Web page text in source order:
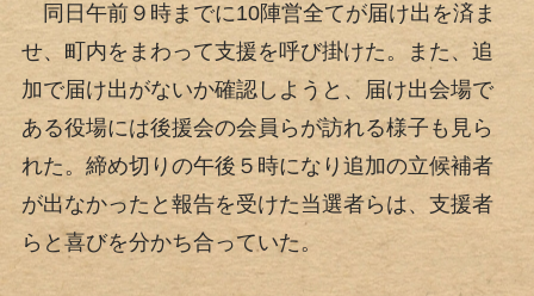
同日午前９時までに10陣営全てが届け出を済ま
せ、町内をまわって支援を呼び掛けた。また、追
加で届け出がないか確認しようと、届け出会場で
ある役場には後援会の会員らが訪れる様子も見ら
れた。締め切りの午後５時になり追加の立候補者
が出なかったと報告を受けた当選者らは、支援者
らと喜びを分かち合っていた。